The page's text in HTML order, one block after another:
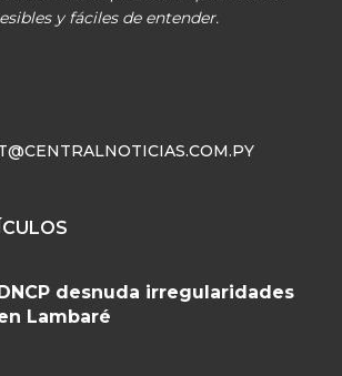
y fáciles de entender.
desnuda irregularidades
Lambaré